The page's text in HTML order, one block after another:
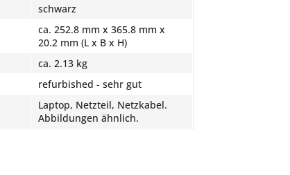
schwarz
ca. 252.8 mm x 365.8 mm x
20.2 mm (L x B x H)
ca. 2.13 kg
refurbished - sehr gut
Laptop, Netzteil, Netzkabel.
Abbildungen ähnlich.